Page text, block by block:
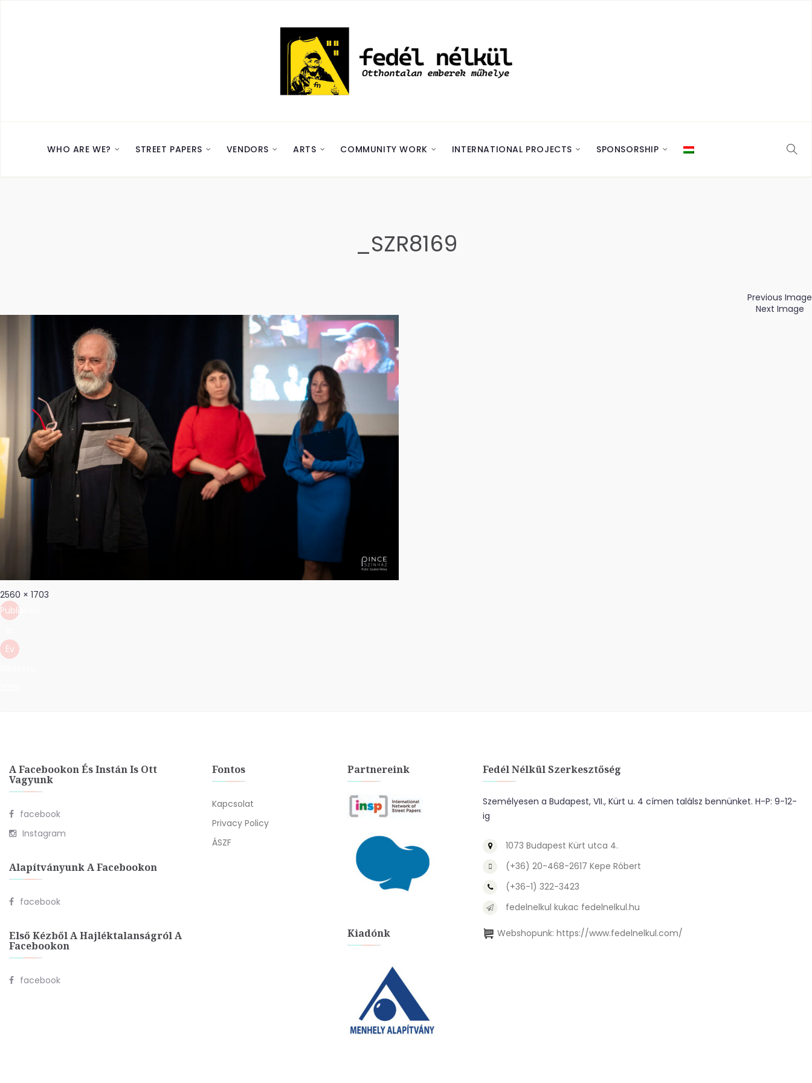
WHO ARE WE? STREET PAPERS VENDORS ARTS COMMUNITY WORK INTERNATIONAL PROJECTS SPONSORSHIP
_SZR8169
Previous Image
Next Image
Full
size
2560 × 1703
Post
navigation
Published
Év
A Facebookon És Instán Is Ott
Vagyunk
facebook
Instagram
Alapítványunk A Facebookon
facebook
Első Kézből A Hajléktalanságról A
Facebookon
facebook
Fontos
Kapcsolat
Privacy Policy
ÁSZF
Partnereink
Kiadónk
Fedél Nélkül Szerkesztőség
Személyesen a Budapest, VII., Kürt u. 4 címen találsz bennünket. H-P: 9-12-
ig
1073 Budapest Kürt utca 4.
(+36) 20-468-2617 Kepe Róbert
(+36-1) 322-3423
fedelnelkul kukac fedelnelkul.hu
Webshopunk: https://www.fedelnelkul.com/